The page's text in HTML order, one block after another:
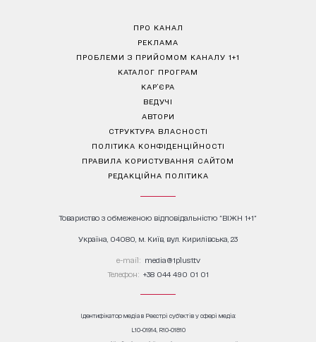
ПРО КАНАЛ
РЕКЛАМА
ПРОБЛЕМИ З ПРИЙОМОМ КАНАЛУ 1+1
КАТАЛОГ ПРОГРАМ
КАР’ЄРА
ВЕДУЧІ
АВТОРИ
СТРУКТУРА ВЛАСНОСТІ
ПОЛІТИКА КОНФІДЕНЦІЙНОСТІ
ПРАВИЛА КОРИСТУВАННЯ САЙТОМ
РЕДАКЦІЙНА ПОЛІТИКА
Товариство з обмеженою відповідальністю "ВІЖН 1+1"
Україна, 04080, м. Київ, вул. Кирилівська, 23
е-mail: media@1plus1.tv
Телефон: +38 044 490 01 01
Ідентифікатор медіа в Реєстрі суб’єктів у сфері медіа:
L10-01914, R10-01810